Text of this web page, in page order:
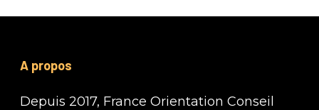
A propos
Depuis 2017, France Orientation Conseil